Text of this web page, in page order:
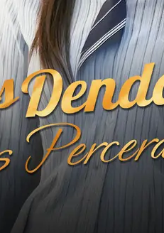
dengan saudari kembarnya,
Namun sebelum itu, Hannah
balas dendam dan
sebagai Hannah dan
yang berbahaya dan